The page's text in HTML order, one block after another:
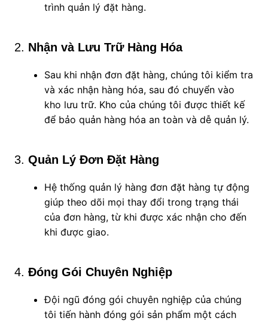
trình quản lý đặt hàng.
2. Nhận và Lưu Trữ Hàng Hóa
Sau khi nhận đơn đặt hàng, chúng tôi kiểm tra
và xác nhận hàng hóa, sau đó chuyển vào
kho lưu trữ. Kho của chúng tôi được thiết kế
để bảo quản hàng hóa an toàn và dễ quản lý.
3. Quản Lý Đơn Đặt Hàng
Hệ thống quản lý hàng đơn đặt hàng tự động
giúp theo dõi mọi thay đổi trong trạng thái
của đơn hàng, từ khi được xác nhận cho đến
khi được giao.
4. Đóng Gói Chuyên Nghiệp
Đội ngũ đóng gói chuyên nghiệp của chúng
tôi tiến hành đóng gói sản phẩm một cách